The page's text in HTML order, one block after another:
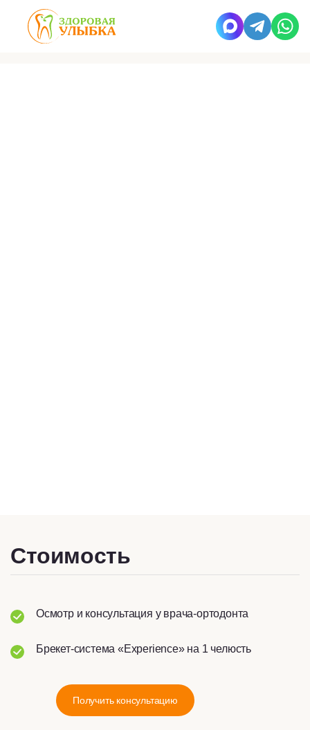
Керамичесие брекеты In-Ovation C
Внимание! Данная система снята с производства. В центрах
Стоимость
Осмотр и консультация у врача-ортодонта
Брекет-система «Experience» на 1 челюсть
Получить консультацию